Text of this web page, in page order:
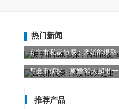
热门新闻
安宁市私家侦探：离婚能提取
四会市侦探：离婚30天超出
推荐产品